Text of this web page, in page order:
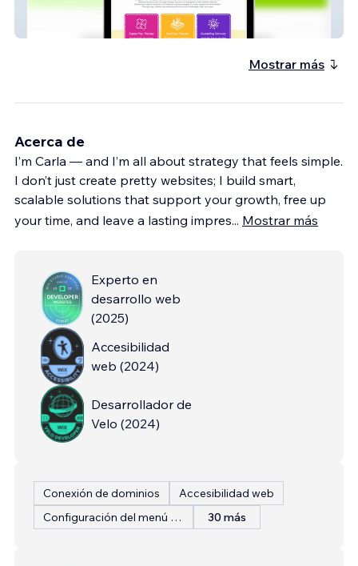
Jigsaw Play Therapy
Mostrar más
Acerca de
I’m Carla — and I’m all about strategy that feels simple.
I don’t just create pretty websites; I build smart,
scalable solutions that support your growth, free up
your time, and leave a lasting impres... Mostrar más
Experto en
desarrollo web
(2025)
Accesibilidad
web (2024)
Desarrollador de
Velo (2024)
Conexión de dominios
Accesibilidad web
Configuración del menú del restaurante
30 más